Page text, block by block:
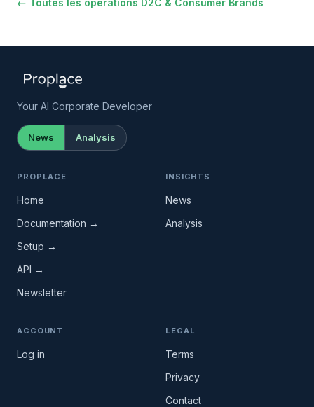
← Toutes les opérations D2C & Consumer Brands
Your AI Corporate Developer
News Analysis
PROPLACE
Home
Documentation →
Setup →
API →
Newsletter
INSIGHTS
News
Analysis
ACCOUNT
Log in
LEGAL
Terms
Privacy
Contact